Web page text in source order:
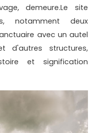
demeure.Le site
notamment deux
avec un autel
d'autres structures,
et signification